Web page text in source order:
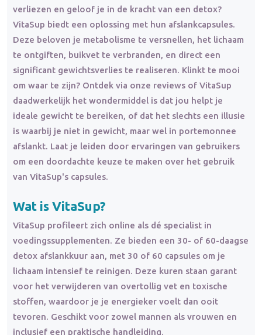
verliezen en geloof je in de kracht van een detox?
VitaSup biedt een oplossing met hun afslankcapsules.
Deze beloven je metabolisme te versnellen, het lichaam
te ontgiften, buikvet te verbranden, en direct een
significant gewichtsverlies te realiseren. Klinkt te mooi
om waar te zijn? Ontdek via onze reviews of VitaSup
daadwerkelijk het wondermiddel is dat jou helpt je
ideale gewicht te bereiken, of dat het slechts een illusie
is waarbij je niet in gewicht, maar wel in portemonnee
afslankt. Laat je leiden door ervaringen van gebruikers
om een doordachte keuze te maken over het gebruik
van VitaSup's capsules.
Wat is VitaSup?
VitaSup profileert zich online als dé specialist in
voedingssupplementen. Ze bieden een 30- of 60-daagse
detox afslankkuur aan, met 30 of 60 capsules om je
lichaam intensief te reinigen. Deze kuren staan garant
voor het verwijderen van overtollig vet en toxische
stoffen, waardoor je je energieker voelt dan ooit
tevoren. Geschikt voor zowel mannen als vrouwen en
inclusief een praktische handleiding.